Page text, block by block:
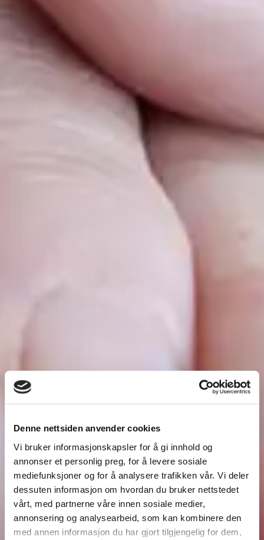
Denne nettsiden anvender cookies
Vi bruker informasjonskapsler for å gi innhold og
annonser et personlig preg, for å levere sosiale
mediefunksjoner og for å analysere trafikken vår. Vi deler
dessuten informasjon om hvordan du bruker nettstedet
vårt, med partnerne våre innen sosiale medier,
annonsering og analysearbeid, som kan kombinere den
med annen informasjon du har gjort tilgjengelig for dem,